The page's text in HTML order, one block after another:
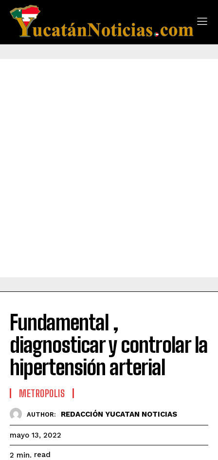
Fundamental ,
diagnosticar y controlar la
hipertensión arterial
METROPOLIS
AUTHOR: REDACCIÓN YUCATAN NOTICIAS
mayo 13, 2022
2 min. read